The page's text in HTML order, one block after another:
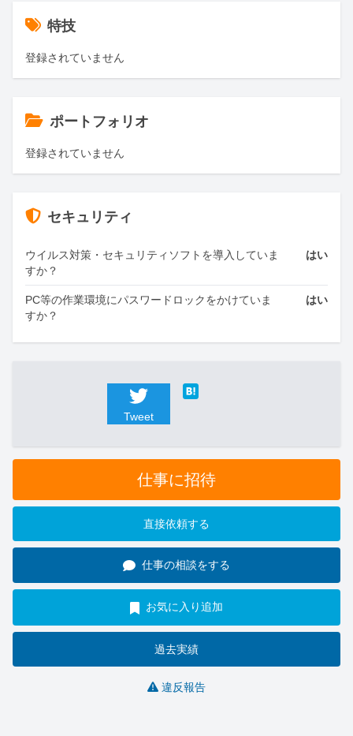
特技
登録されていません
ポートフォリオ
登録されていません
セキュリティ
ウイルス対策・セキュリティソフトを導入していま
すか？
はい
PC等の作業環境にパスワードロックをかけていま
すか？
はい
Tweet
仕事に招待
直接依頼する
仕事の相談をする
お気に入り追加
過去実績
違反報告